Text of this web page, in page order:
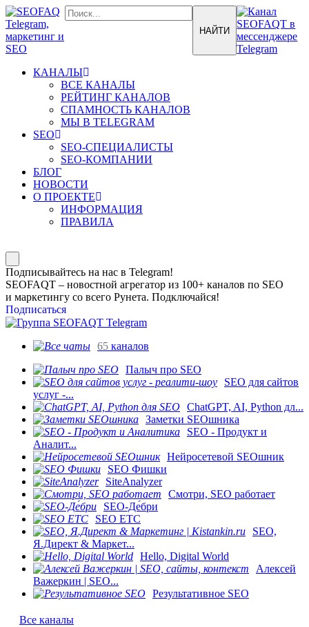
КАНАЛЫ
ВСЕ КАНАЛЫ
РЕЙТИНГ КАНАЛОВ
СПАМНОСТЬ КАНАЛОВ
МЫ В TELEGRAM
SEO
SEO-СПЕЦИАЛИСТЫ
SEO-КОМПАНИИ
БЛОГ
НОВОСТИ
О ПРОЕКТЕ
ИНФОРМАЦИЯ
ПРАВИЛА
Подписывайтесь на нас в Telegram!
SEOFAQT – новостной агрегатор из 100+ каналов по SEO
и маркетингу со всего Рунета. Подключайся!
Подписаться
65 каналов
Палыч про SEO
SEO для сайтов
услуг -...
ChatGPT, AI, Python дл...
Заметки SEOшника
SEO - Продукт и
Аналит...
Нейросетевой SEOшник
SEO Фишки
SiteAnalyzer
Смотри, SEO работает
SEO-Де́бри
SEO ETC
SEO,
Я.Директ & Маркет...
Hello, Digital World
Алексей
Важеркин | SEO...
Результативное SEO
Все каналы